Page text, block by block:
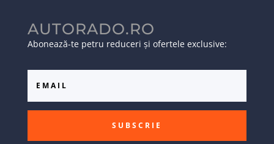
AUTORADO.RO
Abonează-te petru reduceri și ofertele exclusive:
SUBSCRIE